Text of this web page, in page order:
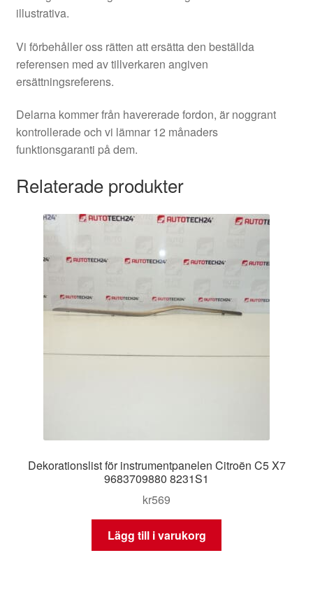
illustrativa.
Vi förbehåller oss rätten att ersätta den beställda
referensen med av tillverkaren angiven
ersättningsreferens.
Delarna kommer från havererade fordon, är noggrant
kontrollerade och vi lämnar 12 månaders
funktionsgaranti på dem.
Relaterade produkter
Dekorationslist för instrumentpanelen Citroën C5 X7
9683709880 8231S1
kr569
Lägg till i varukorg